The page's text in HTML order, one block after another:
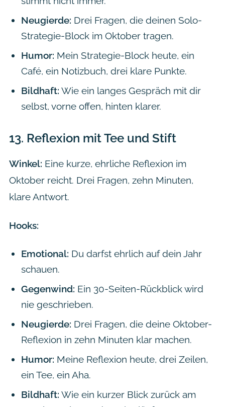
Neugierde: Drei Fragen, die deinen Solo-
Strategie-Block im Oktober tragen.
Humor: Mein Strategie-Block heute, ein
Café, ein Notizbuch, drei klare Punkte.
Bildhaft: Wie ein langes Gespräch mit dir
selbst, vorne offen, hinten klarer.
13. Reflexion mit Tee und Stift
Winkel: Eine kurze, ehrliche Reflexion im
Oktober reicht. Drei Fragen, zehn Minuten,
klare Antwort.
Hooks:
Emotional: Du darfst ehrlich auf dein Jahr
schauen.
Gegenwind: Ein 30-Seiten-Rückblick wird
nie geschrieben.
Neugierde: Drei Fragen, die deine Oktober-
Reflexion in zehn Minuten klar machen.
Humor: Meine Reflexion heute, drei Zeilen,
ein Tee, ein Aha.
Bildhaft: Wie ein kurzer Blick zurück am